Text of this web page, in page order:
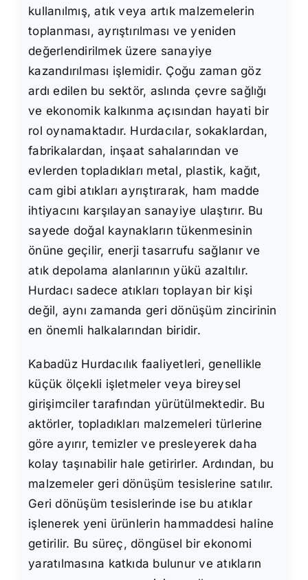
kullanılmış, atık veya artık malzemelerin
toplanması, ayrıştırılması ve yeniden
değerlendirilmek üzere sanayiye
kazandırılması işlemidir. Çoğu zaman göz
ardı edilen bu sektör, aslında çevre sağlığı
ve ekonomik kalkınma açısından hayati bir
rol oynamaktadır. Hurdacılar, sokaklardan,
fabrikalardan, inşaat sahalarından ve
evlerden topladıkları metal, plastik, kağıt,
cam gibi atıkları ayrıştırarak, ham madde
ihtiyacını karşılayan sanayiye ulaştırır. Bu
sayede doğal kaynakların tükenmesinin
önüne geçilir, enerji tasarrufu sağlanır ve
atık depolama alanlarının yükü azaltılır.
Hurdacı sadece atıkları toplayan bir kişi
değil, aynı zamanda geri dönüşüm zincirinin
en önemli halkalarından biridir.
Kabadüz Hurdacılık faaliyetleri, genellikle
küçük ölçekli işletmeler veya bireysel
girişimciler tarafından yürütülmektedir. Bu
aktörler, topladıkları malzemeleri türlerine
göre ayırır, temizler ve presleyerek daha
kolay taşınabilir hale getirirler. Ardından, bu
malzemeler geri dönüşüm tesislerine satılır.
Geri dönüşüm tesislerinde ise bu atıklar
işlenerek yeni ürünlerin hammaddesi haline
getirilir. Bu süreç, döngüsel bir ekonomi
yaratılmasına katkıda bulunur ve atıkların